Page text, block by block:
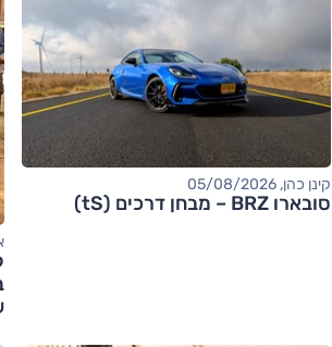
קינן כהן, 05/08/2026
סובארו BRZ – מבחן דרכים (tS)